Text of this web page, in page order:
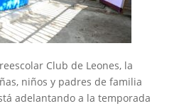
Club de Leones, la
niños y padres de familia
adelantando a la temporada